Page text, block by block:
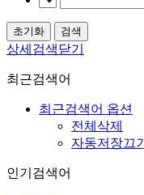
상세검색닫기
최근검색어
최근검색어 옵션
전체삭제
자동저장끄기
인기검색어